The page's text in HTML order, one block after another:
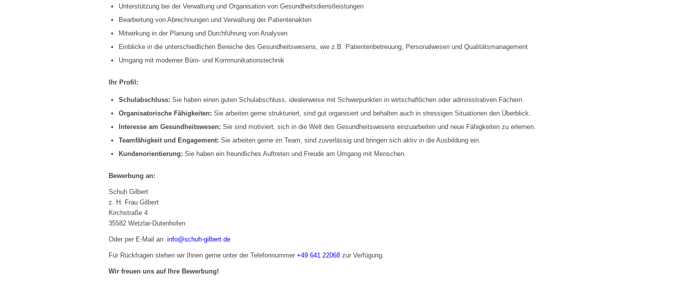
Unterstützung bei der Verwaltung und Organisation von Gesundheitsdienstleistungen
Bearbeitung von Abrechnungen und Verwaltung der Patientenakten
Mitwirkung in der Planung und Durchführung von Analysen
Einblicke in die unterschiedlichen Bereiche des Gesundheitswesens, wie z.B. Patientenbetreuung, Personalwesen und Qualitätsmanagement
Umgang mit moderner Büro- und Kommunikationstechnik
Ihr Profil:
Schulabschluss: Sie haben einen guten Schulabschluss, idealerweise mit Schwerpunkten in wirtschaftlichen oder administrativen Fächern
Organisatorische Fähigkeiten: Sie arbeiten gerne strukturiert, sind gut organisiert und behalten auch in stressigen Situationen den Überblick.
Interesse am Gesundheitswesen: Sie sind motiviert, sich in die Welt des Gesundheitswesens einzuarbeiten und neue Fähigkeiten zu erlernen.
Teamfähigkeit und Engagement: Sie arbeiten gerne im Team, sind zuverlässig und bringen sich aktiv in die Ausbildung ein.
Kundenorientierung: Sie haben ein freundliches Auftreten und Freude am Umgang mit Menschen.
Bewerbung an:
Schuh Gilbert
z. H. Frau Gilbert
Kirchstraße 4
35582 Wetzlar-Dutenhofen
Oder per E-Mail an: info@schuh-gilbert.de
Für Rückfragen stehen wir Ihnen gerne unter der Telefonnummer +49 641 22068 zur Verfügung.
Wir freuen uns auf Ihre Bewerbung!